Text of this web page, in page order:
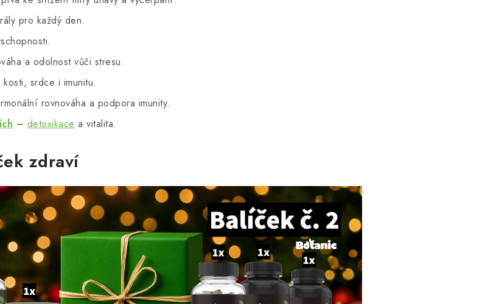
pro každý den.
a odolnost vůči stresu.
srdce i imunitu.
rovnováha a podpora imunity.
– detoxikace a vitalita.
zdraví